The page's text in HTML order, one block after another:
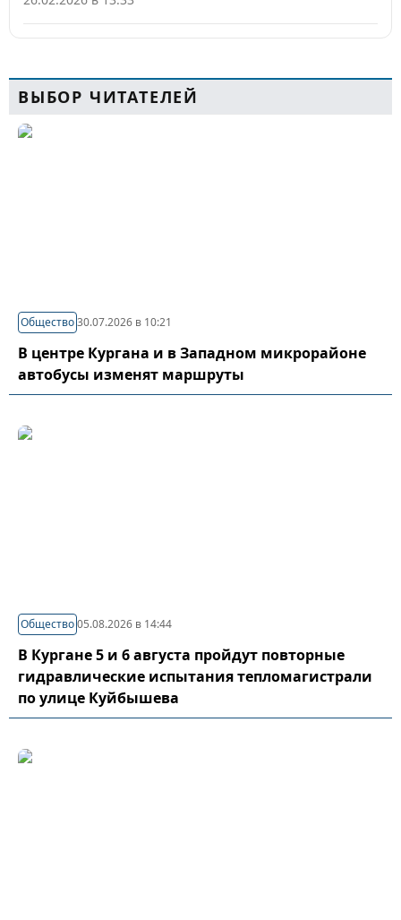
ВЫБОР ЧИТАТЕЛЕЙ
Общество30.07.2026 в 10:21
В центре Кургана и в Западном микрорайоне
автобусы изменят маршруты
Общество05.08.2026 в 14:44
В Кургане 5 и 6 августа пройдут повторные
гидравлические испытания тепломагистрали
по улице Куйбышева